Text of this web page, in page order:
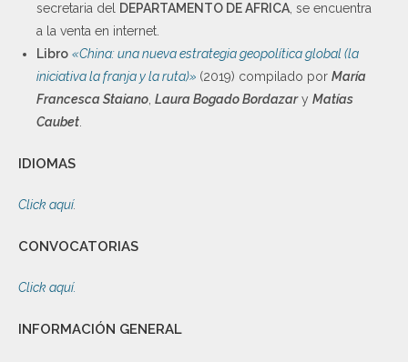
secretaria del DEPARTAMENTO DE AFRICA, se encuentra
a la venta en internet.
Libro «China: una nueva estrategia geopolítica global (la
iniciativa la franja y la ruta)» (2019) compilado por María
Francesca Staiano, Laura Bogado Bordazary Matías
Caubet.
IDIOMAS
Click aquí.
CONVOCATORIAS
Click aquí.
INFORMACIÓN GENERAL